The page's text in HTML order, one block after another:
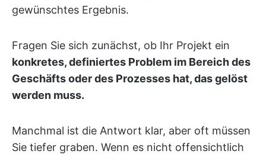
gewünschtes Ergebnis.
Fragen Sie sich zunächst, ob Ihr Projekt ein
konkretes, definiertes Problem im Bereich des
Geschäfts oder des Prozesses hat, das gelöst
werden muss.
Manchmal ist die Antwort klar, aber oft müssen
Sie tiefer graben. Wenn es nicht offensichtlich